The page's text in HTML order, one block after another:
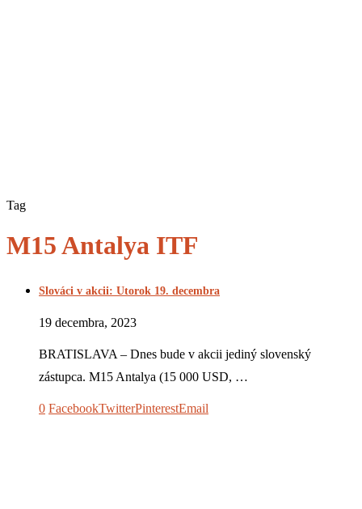
Tag
M15 Antalya ITF
Slováci v akcii: Utorok 19. decembra
19 decembra, 2023
BRATISLAVA – Dnes bude v akcii jediný slovenský
zástupca. M15 Antalya (15 000 USD, …
0 FacebookTwitterPinterestEmail